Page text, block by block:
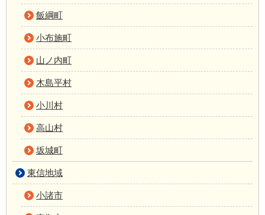
飯綱町
小布施町
山ノ内町
木島平村
小川村
高山村
坂城町
東信地域
小諸市